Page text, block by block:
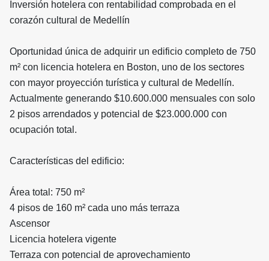
Inversión hotelera con rentabilidad comprobada en el
corazón cultural de Medellín
Oportunidad única de adquirir un edificio completo de 750
m² con licencia hotelera en Boston, uno de los sectores
con mayor proyección turística y cultural de Medellín.
Actualmente generando $10.600.000 mensuales con solo
2 pisos arrendados y potencial de $23.000.000 con
ocupación total.
Características del edificio:
Área total: 750 m²
4 pisos de 160 m² cada uno más terraza
Ascensor
Licencia hotelera vigente
Terraza con potencial de aprovechamiento